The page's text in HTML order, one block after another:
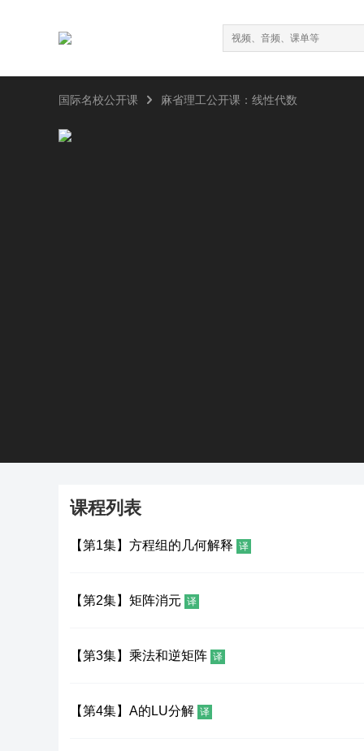
国际名校公开课  麻省理工公开课：线性代数
课程列表
【第1集】方程组的几何解释 译
【第2集】矩阵消元 译
【第3集】乘法和逆矩阵 译
【第4集】A的LU分解 译